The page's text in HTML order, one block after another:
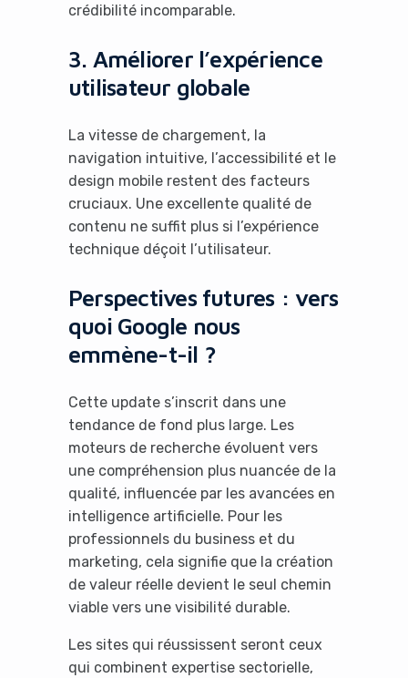
crédibilité incomparable.
3. Améliorer l’expérience
utilisateur globale
La vitesse de chargement, la
navigation intuitive, l’accessibilité et le
design mobile restent des facteurs
cruciaux. Une excellente qualité de
contenu ne suffit plus si l’expérience
technique déçoit l’utilisateur.
Perspectives futures : vers
quoi Google nous
emmène-t-il ?
Cette update s’inscrit dans une
tendance de fond plus large. Les
moteurs de recherche évoluent vers
une compréhension plus nuancée de la
qualité, influencée par les avancées en
intelligence artificielle. Pour les
professionnels du business et du
marketing, cela signifie que la création
de valeur réelle devient le seul chemin
viable vers une visibilité durable.
Les sites qui réussissent seront ceux
qui combinent expertise sectorielle,